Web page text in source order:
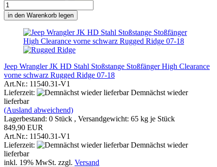
in den Warenkorb legen
Jeep Wrangler JK HD Stahl Stoßstange Stoßfänger High Clearance
vorne schwarz Rugged Ridge 07-18
Art.Nr.: 11540.31-V1
Lieferzeit:
Demnächst wieder
lieferbar
(Ausland abweichend)
Lagerbestand: 0 Stück , Versandgewicht: 65 kg je Stück
849,90 EUR
Art.Nr.: 11540.31-V1
Lieferzeit:
Demnächst wieder
lieferbar
inkl. 19% MwSt. zzgl. Versand